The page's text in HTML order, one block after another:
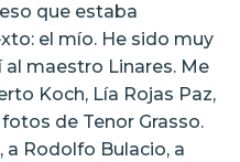
que estaba
el mío. He sido muy
maestro Linares. Me
Koch, Lía Rojas Paz,
de Tenor Grasso.
Rodolfo Bulacio, a